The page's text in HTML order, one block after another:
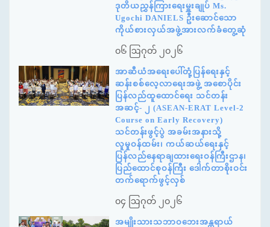
ဒုတိယညွှန်ကြားရေးမှူးချုပ် Ms.
Ugochi DANIELS ဦးဆောင်သော
ကိုယ်စားလှယ်အဖွဲ့အားလက်ခံတွေ့ဆုံ
၀၆ ဩဂုတ် ၂၀၂၆
အာဆီယံအရေးပေါ်တုံ့ပြန်ရေးနှင့်
ဆန်းစစ်လေ့လာရေးအဖွဲ့ အစောပိုင်း
ပြန်လည်ထူထောင်ရေး သင်တန်း
အဆင့်- ၂ (ASEAN-ERAT Level-2
Course on Early Recovery)
သင်တန်းဖွင့်ပွဲ အခမ်းအနားသို့
လူမှုဝန်ထမ်း၊ ကယ်ဆယ်ရေးနှင့်
ပြန်လည်နေရာချထားရေးဝန်ကြီးဌာန၊
ပြည်ထောင်စုဝန်ကြီး ဒေါက်တာစိုးဝင်း
တက်ရောက်ဖွင့်လှစ်
၀၄ ဩဂုတ် ၂၀၂၆
အမျိုးသားသဘာဝဘေးအန္တရာယ်